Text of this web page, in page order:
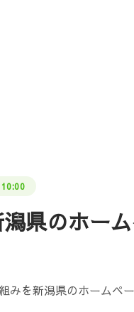
潟県のホー
みを新潟県のホームペ